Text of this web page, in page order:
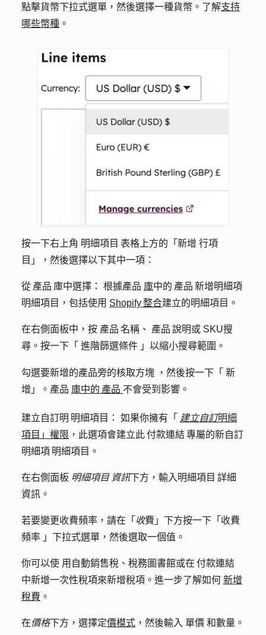
點擊貨幣下拉式選單，然後選擇一種貨幣。了解支持
哪些幣種 。
按一下右上角 明細項目 表格上方的「新增 行項
目」，然後選擇以下其中一項：
從 產品 庫中選擇： 根據產品 庫中的 產品 新增明細項
明細項目，包括使用 Shopify 整合建立的明細項目。
在右側面板中，按 產品 名稱 、 產品 說明或 SKU搜
尋。按一下「 進階篩選條件 」以縮小搜尋範圍。
勾選要新增的產品旁的核取方塊 ，然後按一下「 新
增 」。產品 庫中的 產品 不會受到影響。
建立自訂明 明細項目： 如果你擁有「 建立自訂明細
項目」權限 ，此選項會建立此 付款連結 專屬的新自訂
明細項 明細項目。
在右側面板 明細項目 資訊下方，輸入 明細項目 詳細
資訊 。
若要變更收費頻率，請在「 收費」下方按一下「 收費
頻率 」下拉式選單，然後選取一個值 。
你可以使 用自動銷售稅、稅務圖書館或在 付款連結
中新增一次性稅項來新增稅項。進一步了解如何 新增
稅費 。
在價格下方，選擇定價模式 ，然後輸入 單價 和數量 。